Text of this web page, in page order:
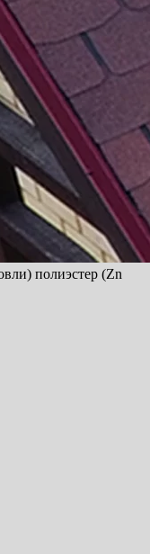
полиэстер (Zn